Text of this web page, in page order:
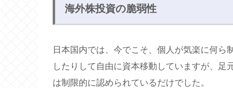
海外株投資の脆弱性
日本国内では、今でこそ、個人が気楽に何
したりして自由に資本移動していますが、
は制限的に認められているだけでした。